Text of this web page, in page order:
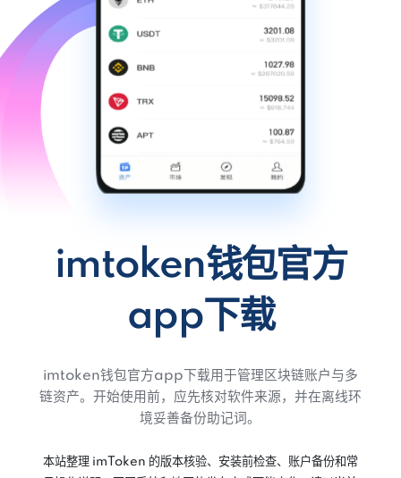
imtoken钱包官方
app下载
imtoken钱包官方app下载用于管理区块链账户与多
链资产。开始使用前，应先核对软件来源，并在离线环
境妥善备份助记词。
本站整理 imToken 的版本核验、安装前检查、账户备份和常